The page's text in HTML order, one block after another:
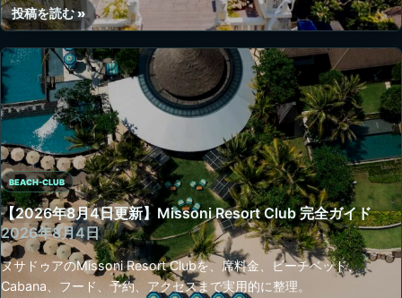
リ
ネ
ー
席
び
ド
ヌ
サ
チ
ュ
ニ
ン
ガ
ン・
Blue
Lagoon
の
海
【2026
8
4
更
新】
Azul
Beach
Club
完
全
ガ
投稿を読む »
BEACH-CLUB
【2026年8月4日更新】Missoni Resort Club 完全ガイド
2026年8月4日
ヌサドゥアのMissoni Resort Clubを、席料金、ビーチベッド、
Cabana、フード、予約、アクセスまで実用的に整理。